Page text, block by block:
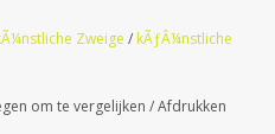
Zweige / kÃƒÂ¼nstliche
om te vergelijken /Afdrukken